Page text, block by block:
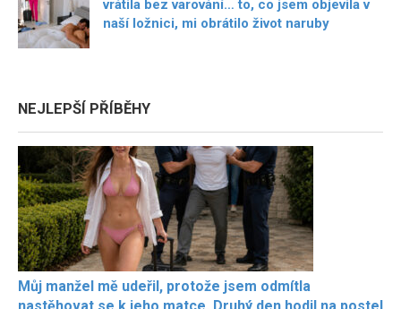
vrátila bez varování… to, co jsem objevila v
naší ložnici, mi obrátilo život naruby
NEJLEPŠÍ PŘÍBĚHY
Můj manžel mě udeřil, protože jsem odmítla